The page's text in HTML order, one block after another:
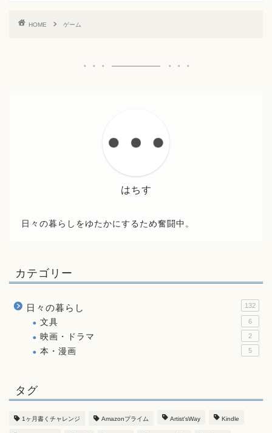
HOME ゲーム
はちす
日々の暮らしをゆたかにするため奮闘中。
カテゴリー
日々の暮らし 132
文具 6
映画・ドラマ 2
本・漫画 5
タグ
1ヶ月書くチャレンジ Amazonプライム Artist'sWay Kindle